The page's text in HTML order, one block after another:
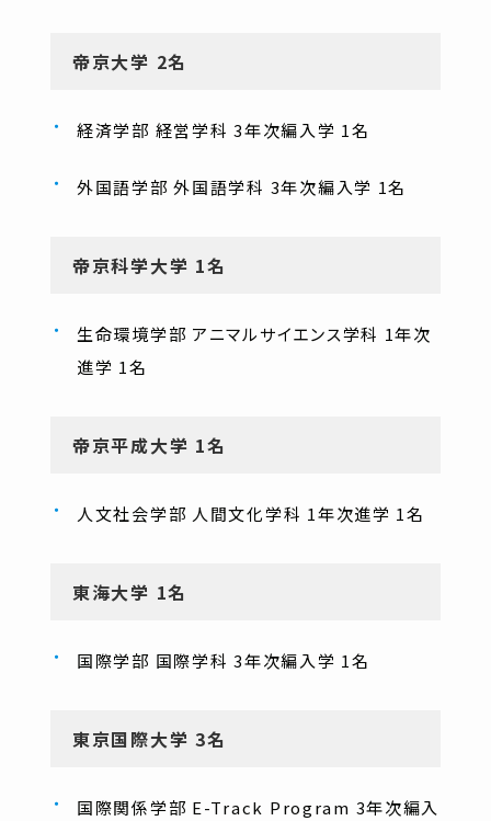
帝京大学 2名
経済学部 経営学科 3年次編入学 1名
外国語学部 外国語学科 3年次編入学 1名
帝京科学大学 1名
生命環境学部 アニマルサイエンス学科 1年次
進学 1名
帝京平成大学 1名
人文社会学部 人間文化学科 1年次進学 1名
東海大学 1名
国際学部 国際学科 3年次編入学 1名
東京国際大学 3名
国際関係学部 E-Track Program 3年次編入